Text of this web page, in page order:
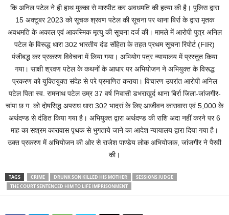
कि अनिल पटेल ने ही हाथ मुक्का से मारपीट कर अवधमति की हत्या की है। पुलिस द्वारा
15 अक्टूबर 2023 को सूचक श्रवण पटेल की सूचना पर थाना बिर्रा के द्वारा मृतक
अवधमति के अकाल एवं आकस्मिक मृत्यु की सूचना दर्ज की। मामले में आरोपी पुत्र अनिल
पटेल के विरूद्ध धारा 302 भारतीय दंड संहिता के तहत प्रथम सूचना रिपोर्ट (FIR)
पंजीबद्ध कर प्रकरण विवेचना में लिया गया। अभियोग पत्र न्यायालय में प्रस्तुत किया
गया। साक्षी श्रवण पटेल के कथनों के आधार पर अभियोजन ने अभियुक्त के विरूद्ध
प्रकरण को युक्तियुक्त संदेह से परे प्रमाणित कराया। विचारण उपरांत आरोपी अनिल
पटेल पिता स्व. रामनाथ पटेल उम्र 37 वर्ष निवासी डभराखुर्द थाना बिर्रा जिला-जांजगीर-
चांपा छ.ग. को दोषसिद्ध अपराध धारा 302 भादसं के लिए आजीवन कारावास एवं 5,000 के
अर्थदण्ड से दंडित किया गया है। अभियुक्त द्वारा अर्थदण्ड की राशि अदा नहीं करने पर 6
माह का सश्रम कारावास पृथक से भुगताये जाने का आदेश न्यायालय द्वारा दिया गया है।
उक्त प्रकरण में अभियोजन की ओर से राजेश पाण्डेय लोक अभियोजक, जांजगीर ने पैरवी
की।
TAGS CRIME DRUNK SON KILLED HIS MOTHER
SESSIONS JUDGE
THE COURT SENTENCED HIM TO LIFE IMPRISONMENT